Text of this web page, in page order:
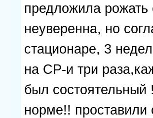
предложила
неуверенна, но
стационаре, 3
на СР-и три
был
норме!! проставили